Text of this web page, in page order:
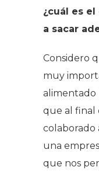
¿cuál es
a sacar
Considero
muy
alimentado
que al final
colaborado
una
que nos